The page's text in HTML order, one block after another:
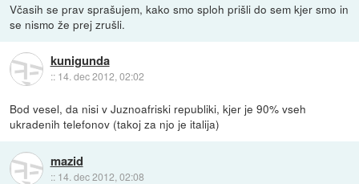
Včasih se prav sprašujem, kako smo sploh prišli do sem kjer smo in
se nismo že prej zrušli.
kunigunda
:: 14. dec 2012, 02:02
Bod vesel, da nisi v Juznoafriski republiki, kjer je 90% vseh
ukradenih telefonov (takoj za njo je italija)
mazid
:: 14. dec 2012, 02:08